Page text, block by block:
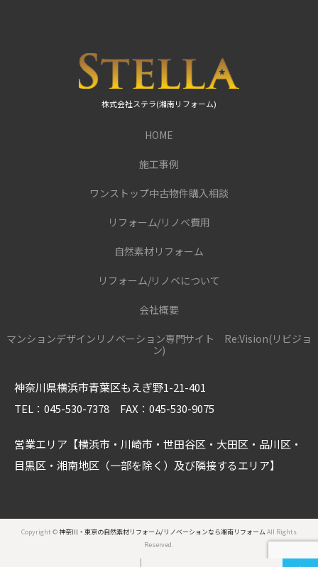
株式会社ステラ(湘南リフォーム)
HOME
施工事例
ワンストップ中古物件購入相談
リフォーム/リノベ費用
自然素材リフォーム
リフォーム/リノベについて
会社概要
マンションデザインリノベーション専門サイト Re:Vision(リビジョ
ン)
神奈川県横浜市青葉区もえぎ野1-21-401
TEL：045-530-7378 FAX：045-530-9075
営業エリア【横浜市・川崎市・世田谷区・大田区・品川区・
目黒区・湘南地区（一部を除く）及び隣接するエリア】
Copyright ©神奈川・東京の自然素材リフォーム/リノベーションなら湘南リフォームAll Rights
Reserved.